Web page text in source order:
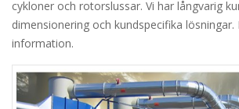
cykloner och rotorslussar. Vi har långvarig
dimensionering och kundspecifika
information.